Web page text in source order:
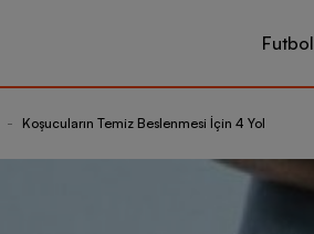
Futbol
- Koşucuların Temiz Beslenmesi İçin 4 Yol